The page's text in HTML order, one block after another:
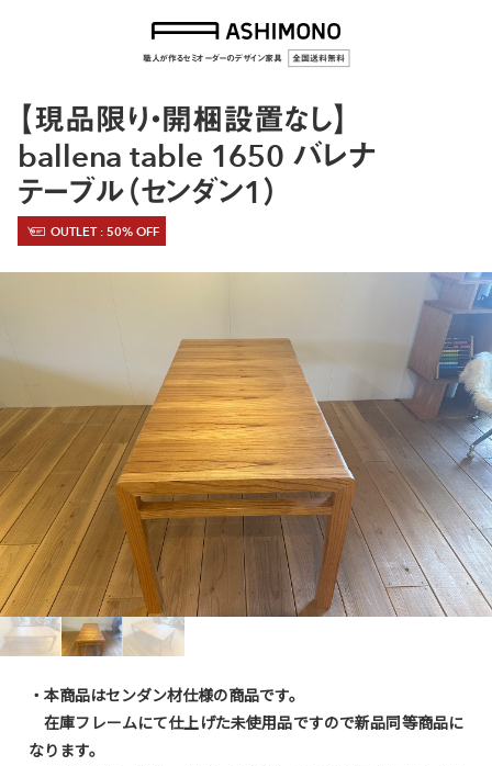
職人が作るセミオーダーのデザイン家具 全国送料無料
【現品限り・開梱設置なし】
ballena table 1650 バレナ
テーブル（センダン1）
OUTLET : 50% OFF
・本商品はセンダン材仕様の商品です。
在庫フレームにて仕上げた未使用品ですので新品同等商品に
なります。